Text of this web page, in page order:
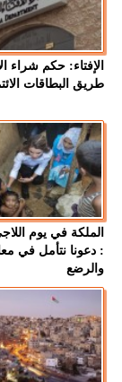
الإفتاء: حكم شراء
طريق البطاقات
الملكة في يوم
: دعونا نتأمل في
والرضع